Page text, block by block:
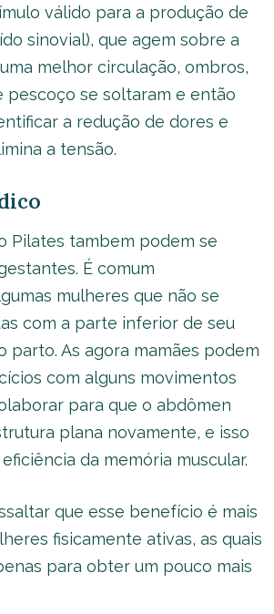
válido para a produção de
sinovial), que agem sobre a
melhor circulação, ombros,
pescoço se soltaram e então
a redução de dores e
a tensão.
Pilates tambem podem se
É comum
mulheres que não se
com a parte inferior de seu
parto. As agora mamães podem
com alguns movimentos
para que o abdômen
plana novamente, e isso
da memória muscular.
que esse benefício é mais
fisicamente ativas, as quais
para obter um pouco mais